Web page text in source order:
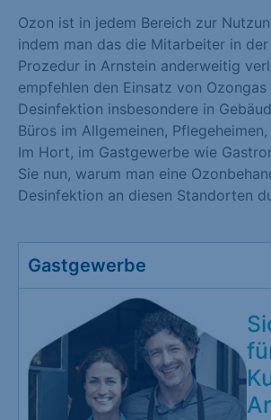
Ozon ist in jedem Bereich zur
indem man das die Mitarbeiter in
Prozedur in Arnstein anderweitig
empfehlen den Einsatz von
Desinfektion insbesondere in
Büros im Allgemeinen,
Im Hort, im Gastgewerbe wie
Sie nun, warum man eine
Desinfektion an diesen Standorten
Gastgewerbe